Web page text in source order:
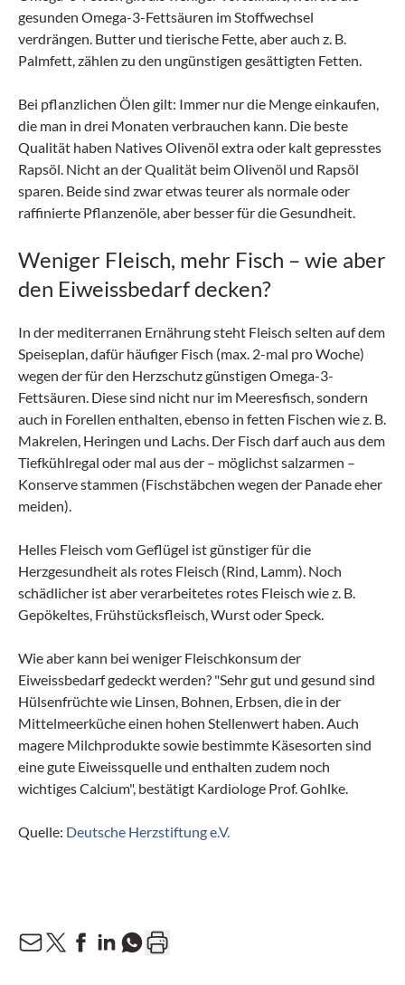
gesunden Omega-3-Fettsäuren im Stoffwechsel
verdrängen. Butter und tierische Fette, aber auch z. B.
Palmfett, zählen zu den ungünstigen gesättigten Fetten.
Bei pflanzlichen Ölen gilt: Immer nur die Menge einkaufen,
die man in drei Monaten verbrauchen kann. Die beste
Qualität haben Natives Olivenöl extra oder kalt gepresstes
Rapsöl. Nicht an der Qualität beim Olivenöl und Rapsöl
sparen. Beide sind zwar etwas teurer als normale oder
raffinierte Pflanzenöle, aber besser für die Gesundheit.
Weniger Fleisch, mehr Fisch – wie aber
den Eiweissbedarf decken?
In der mediterranen Ernährung steht Fleisch selten auf dem
Speiseplan, dafür häufiger Fisch (max. 2-mal pro Woche)
wegen der für den Herzschutz günstigen Omega-3-
Fettsäuren. Diese sind nicht nur im Meeresfisch, sondern
auch in Forellen enthalten, ebenso in fetten Fischen wie z. B.
Makrelen, Heringen und Lachs. Der Fisch darf auch aus dem
Tiefkühlregal oder mal aus der – möglichst salzarmen –
Konserve stammen (Fischstäbchen wegen der Panade eher
meiden).
Helles Fleisch vom Geflügel ist günstiger für die
Herzgesundheit als rotes Fleisch (Rind, Lamm). Noch
schädlicher ist aber verarbeitetes rotes Fleisch wie z. B.
Gepökeltes, Frühstücksfleisch, Wurst oder Speck.
Wie aber kann bei weniger Fleischkonsum der
Eiweissbedarf gedeckt werden? "Sehr gut und gesund sind
Hülsenfrüchte wie Linsen, Bohnen, Erbsen, die in der
Mittelmeerküche einen hohen Stellenwert haben. Auch
magere Milchprodukte sowie bestimmte Käsesorten sind
eine gute Eiweissquelle und enthalten zudem noch
wichtiges Calcium", bestätigt Kardiologe Prof. Gohlke.
Quelle: Deutsche Herzstiftung e.V.